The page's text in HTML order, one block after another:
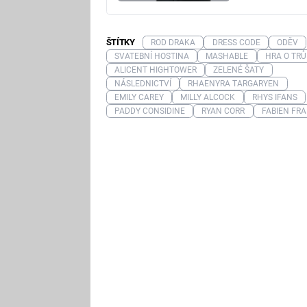
ŠTÍTKY ROD DRAKA DRESS CODE
ODĚV
SVATEBNÍ HOSTINA
MASHABLE
HRA O
ALICENT HIGHTOWER
ZELENÉ ŠATY
NÁSLEDNICTVÍ
RHAENYRA TARGARYEN
EMILY CAREY
MILLY ALCOCK
RHYS IFANS
PADDY CONSIDINE
RYAN CORR FABIEN